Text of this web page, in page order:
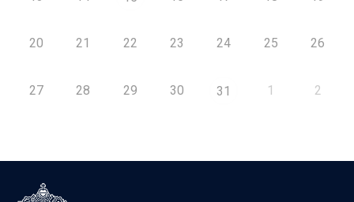
20 21 22 23 24 25 26
27 28 29 30 31 1 2